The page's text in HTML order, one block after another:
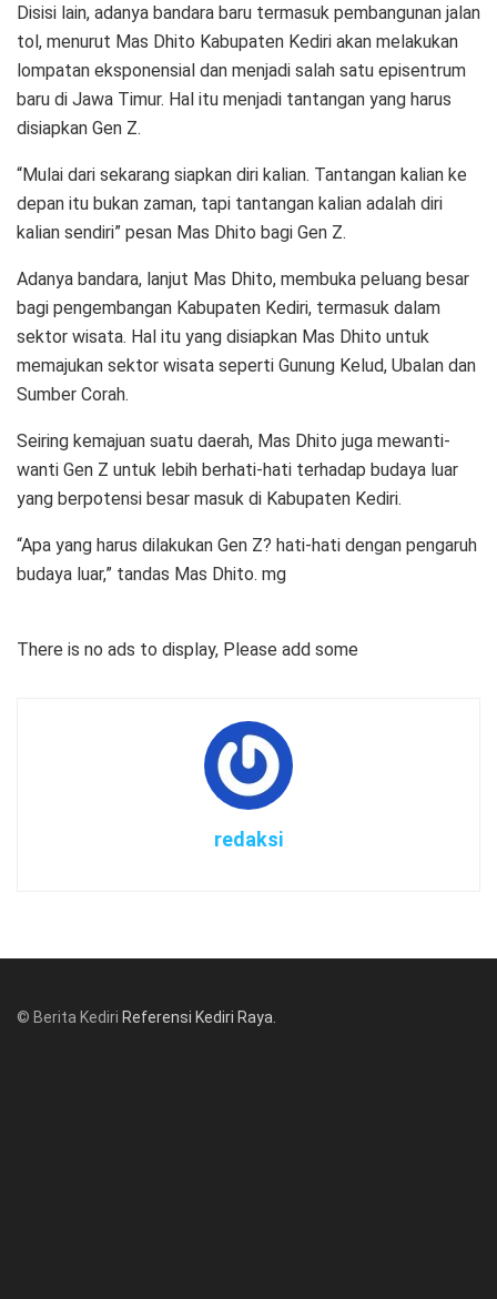
Disisi lain, adanya bandara baru termasuk pembangunan jalan
tol, menurut Mas Dhito Kabupaten Kediri akan melakukan
lompatan eksponensial dan menjadi salah satu episentrum
baru di Jawa Timur. Hal itu menjadi tantangan yang harus
disiapkan Gen Z.
“Mulai dari sekarang siapkan diri kalian. Tantangan kalian ke
depan itu bukan zaman, tapi tantangan kalian adalah diri
kalian sendiri” pesan Mas Dhito bagi Gen Z.
Adanya bandara, lanjut Mas Dhito, membuka peluang besar
bagi pengembangan Kabupaten Kediri, termasuk dalam
sektor wisata. Hal itu yang disiapkan Mas Dhito untuk
memajukan sektor wisata seperti Gunung Kelud, Ubalan dan
Sumber Corah.
Seiring kemajuan suatu daerah, Mas Dhito juga mewanti-
wanti Gen Z untuk lebih berhati-hati terhadap budaya luar
yang berpotensi besar masuk di Kabupaten Kediri.
“Apa yang harus dilakukan Gen Z? hati-hati dengan pengaruh
budaya luar,” tandas Mas Dhito. mg
There is no ads to display, Please add some
redaksi
© Berita Kediri Referensi Kediri Raya